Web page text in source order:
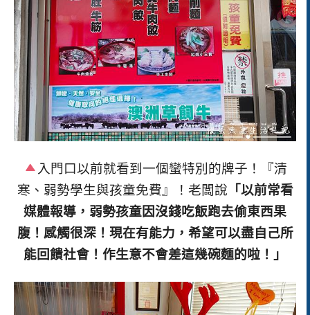
入門口以前就看到一個蠻特別的牌子！『清
寒、弱勢學生與孩童免費』！老闆說 「以前常看
媒體報導，弱勢孩童因沒錢吃飯跑去偷東西果
腹！感觸很深！現在有能力，希望可以盡自己所
能回饋社會！作生意不會差這幾碗麵的啦！」